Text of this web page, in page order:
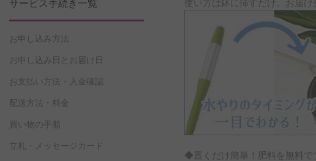
使い方は鉢に挿すだけ。お届け
◆置くだけ簡単！肥料を無料で
サービス手続き一覧
お申し込み方法
お申し込み日とお届け日
お支払い方法・入金確認
配送方法・料金
買い物の手順
立札・メッセージカード